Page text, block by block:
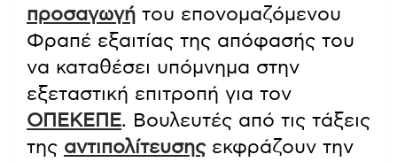
προσαγωγή του επονομαζόμενου
Φραπέ εξαιτίας της απόφασής του
να καταθέσει υπόμνημα στην
εξεταστική επιτροπή για τον
ΟΠΕΚΕΠΕ. Βουλευτές από τις τάξεις
της αντιπολίτευσηςεκφράζουν την